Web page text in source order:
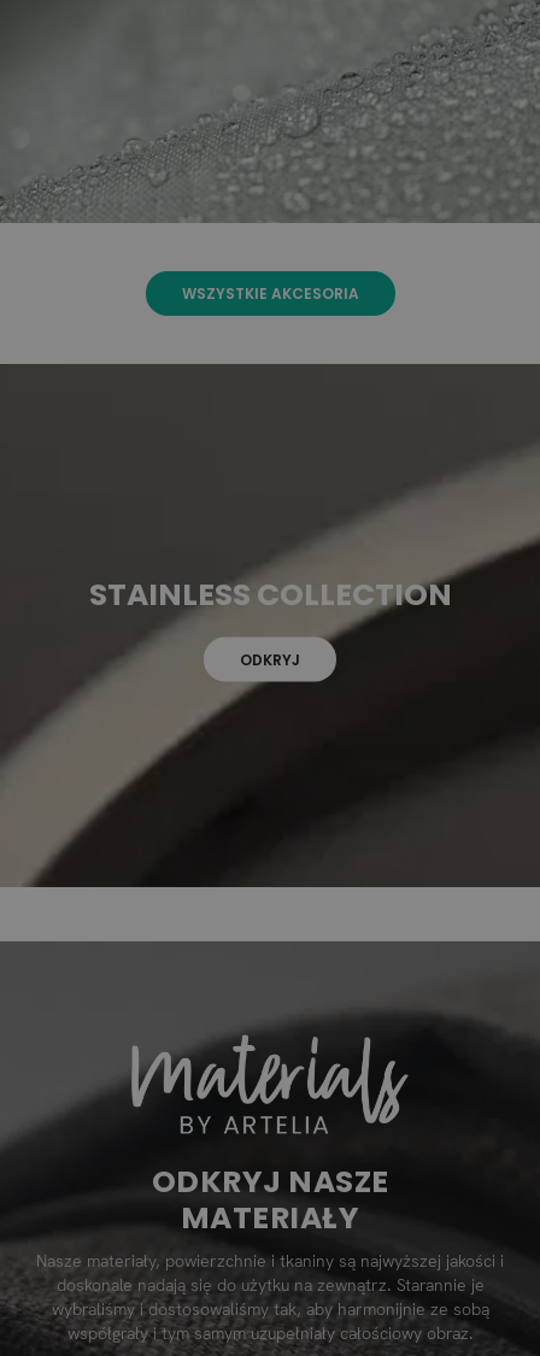
WSZYSTKIE AKCESORIA
STAINLESS COLLECTION
ODKRYJ
ODKRYJ NASZE
MATERIAŁY
Nasze materiały, powierzchnie i tkaniny są najwyższej jakości i
doskonale nadają się do użytku na zewnątrz. Starannie je
wybraliśmy i dostosowaliśmy tak, aby harmonijnie ze sobą
współgrały i tym samym uzupełniały całościowy obraz.